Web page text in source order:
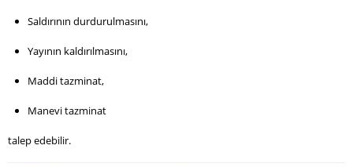
Saldırının durdurulmasını,
Yayının kaldırılmasını,
Maddi tazminat,
Manevi tazminat
talep edebilir.